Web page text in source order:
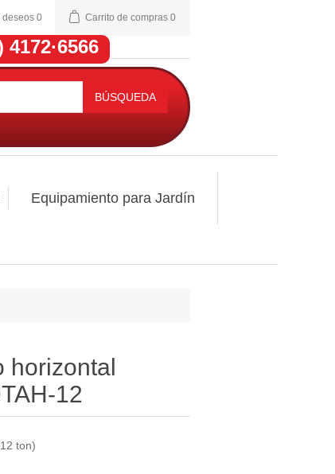
deseos 0 Carrito de compras 0
4172·6566
BÚSQUEDA
Equipamiento para Jardín
horizontal
12
ton)